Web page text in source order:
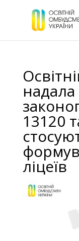
надала
13120
ліцеїв